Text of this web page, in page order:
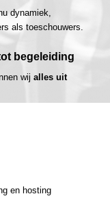
dynamiek,
als toeschouwers.
begeleiding
wij alles uit
en hosting